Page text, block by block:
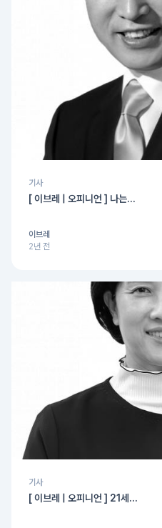
기사
[ 이브레 | 오피니언 ] 나는...
이브레
2년 전
기사
[ 이브레 | 오피니언 ] 21세...